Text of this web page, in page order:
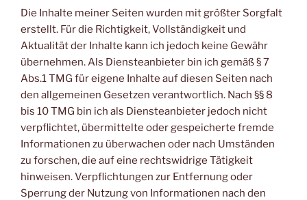
Die Inhalte meiner Seiten wurden mit größter Sorgfalt
erstellt. Für die Richtigkeit, Vollständigkeit und
Aktualität der Inhalte kann ich jedoch keine Gewähr
übernehmen. Als Diensteanbieter bin ich gemäß § 7
Abs.1 TMG für eigene Inhalte auf diesen Seiten nach
den allgemeinen Gesetzen verantwortlich. Nach §§ 8
bis 10 TMG bin ich als Diensteanbieter jedoch nicht
verpflichtet, übermittelte oder gespeicherte fremde
Informationen zu überwachen oder nach Umständen
zu forschen, die auf eine rechtswidrige Tätigkeit
hinweisen. Verpflichtungen zur Entfernung oder
Sperrung der Nutzung von Informationen nach den